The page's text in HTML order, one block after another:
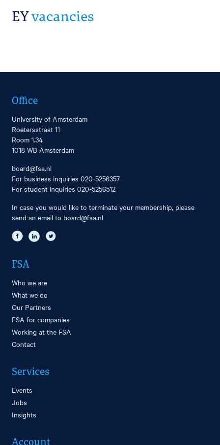
EYvacancies
Office
University of Amsterdam
Roetersstraat 11
Room 1.34
1018 WB Amsterdam
board@fsa.nl
For business inquiries 020-5256357
For student inquiries 020-5256512
In case you would like to terminate your membership, please
send an email to board@fsa.nl
FSA
Who we are
What we do
Our Partners
FSA for companies
Working at the FSA
Contact
Services
Events
Jobs
Insights
Account